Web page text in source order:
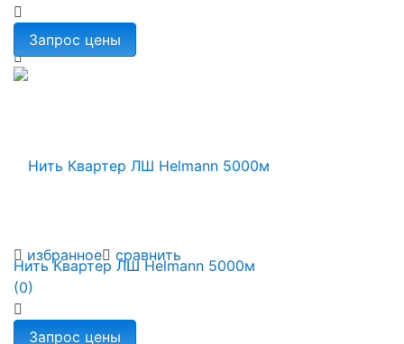
избранное сравнить
Нить Квартер ЛШ Helmann 5000м
(0)